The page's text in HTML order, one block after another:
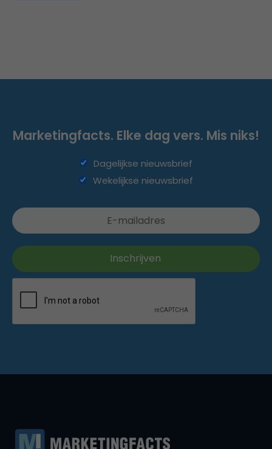
Marketingfacts. Elke dag vers. Mis niks!
Dagelijkse nieuwsbrief
Wekelijkse nieuwsbrief